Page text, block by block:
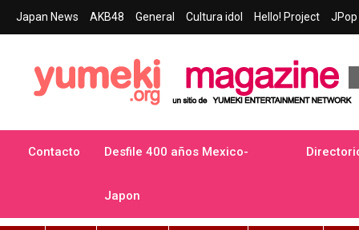
Skip
to
Japan News AKB48 General Cultura idol Hello! Project JPop
Yumeki Magazine
Contacto Desfile 400 años Mexico-
Japon